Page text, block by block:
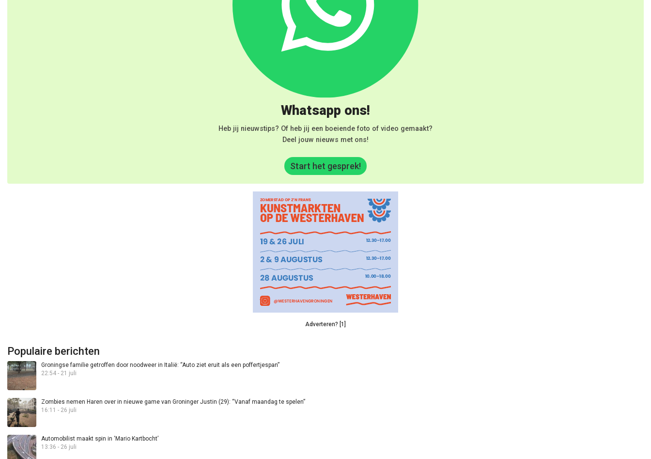
Whatsapp ons!
Heb jij nieuwstips? Of heb jij een boeiende foto of video gemaakt?
Deel jouw nieuws met ons!
Start het gesprek!
Adverteren? [1]
Populaire berichten
Groningse familie getroffen door noodweer in Italië: “Auto ziet eruit als een poffertjespan”
22:54 - 21 juli
Zombies nemen Haren over in nieuwe game van Groninger Justin (29): “Vanaf maandag te spelen”
16:11 - 26 juli
Automobilist maakt spin in ‘Mario Kartbocht’
13:36 - 26 juli